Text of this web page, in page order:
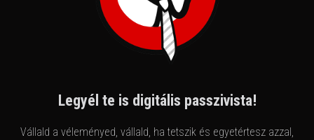
Legyél te is digitális passzivista!
Vállald a véleményed, vállald, ha tetszik és egyetértesz azzal,